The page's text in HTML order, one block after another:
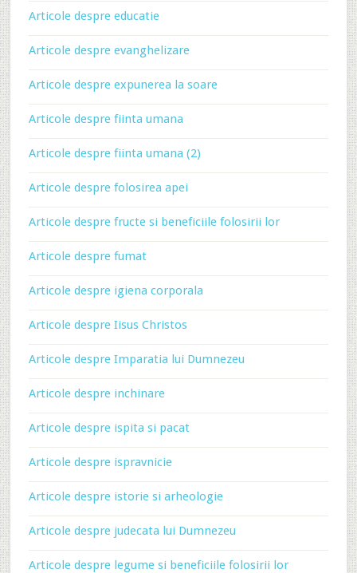
Articole despre educatie
Articole despre evanghelizare
Articole despre expunerea la soare
Articole despre fiinta umana
Articole despre fiinta umana (2)
Articole despre folosirea apei
Articole despre fructe si beneficiile folosirii lor
Articole despre fumat
Articole despre igiena corporala
Articole despre Iisus Christos
Articole despre Imparatia lui Dumnezeu
Articole despre inchinare
Articole despre ispita si pacat
Articole despre ispravnicie
Articole despre istorie si arheologie
Articole despre judecata lui Dumnezeu
Articole despre legume si beneficiile folosirii lor